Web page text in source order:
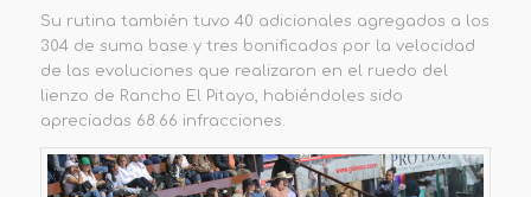
Su rutina también tuvo 40 adicionales agregados a los
304 de suma base y tres bonificados por la velocidad
de las evoluciones que realizaron en el ruedo del
lienzo de Rancho El Pitayo, habiéndoles sido
apreciadas 68.66 infracciones.